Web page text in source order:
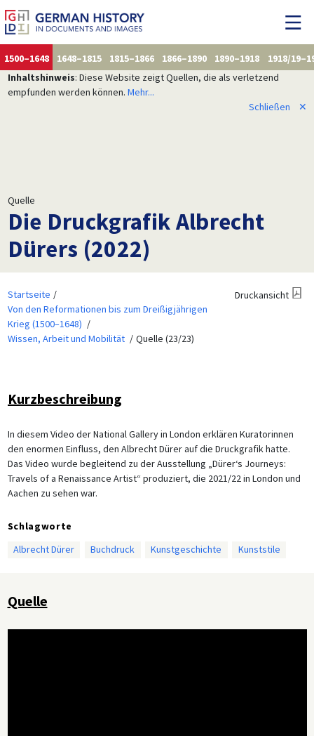
1500–1648 1648–1815 1815–1866 1866–1890 1890–1918
1918/
Inhaltshinweis: Diese Website zeigt Quellen, die als verletzend
empfunden werden können. Mehr...
Schließen
✕
Quelle
Die Druckgrafik Albrecht
Dürers (2022)
Startseite
Von den Reformationen bis zum Dreißigjährigen
Krieg (1500–1648)
Wissen, Arbeit und Mobilität
Quelle (23/23)
Druckansicht
Kurzbeschreibung
In diesem Video der National Gallery in London erklären Kuratorinnen
den enormen Einfluss, den Albrecht Dürer auf die Druckgrafik hatte.
Das Video wurde begleitend zu der Ausstellung „Dürer‘s Journeys:
Travels of a Renaissance Artist“ produziert, die 2021/22 in London und
Aachen zu sehen war.
Schlagworte
Albrecht Dürer
Buchdruck Kunstgeschichte Kunststile
Quelle